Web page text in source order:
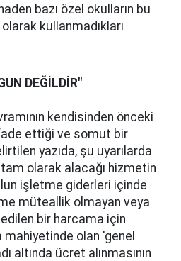
bazı özel okulların bu
kullanmadıkları
DEĞİLDİR"
kendisinden önceki
ettiği ve somut bir
yazıda, şu uyarılarda
olarak alacağı hizmetin
işletme giderleri içinde
müteallik olmayan veya
bir harcama için
olan 'genel
altında ücret alınmasının